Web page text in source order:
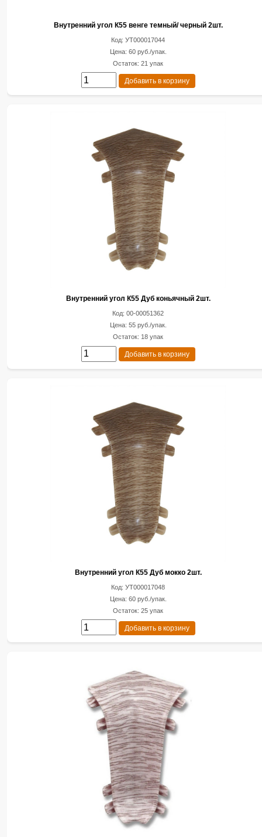
Внутренний угол К55 венге темный/ черный 2шт.
Код: УТ000017044
Цена: 60 руб./упак.
Остаток: 21 упак
Добавить в корзину
Внутренний угол К55 Дуб коньячный 2шт.
Код: 00-00051362
Цена: 55 руб./упак.
Остаток: 18 упак
Добавить в корзину
Внутренний угол К55 Дуб мокко 2шт.
Код: УТ000017048
Цена: 60 руб./упак.
Остаток: 25 упак
Добавить в корзину